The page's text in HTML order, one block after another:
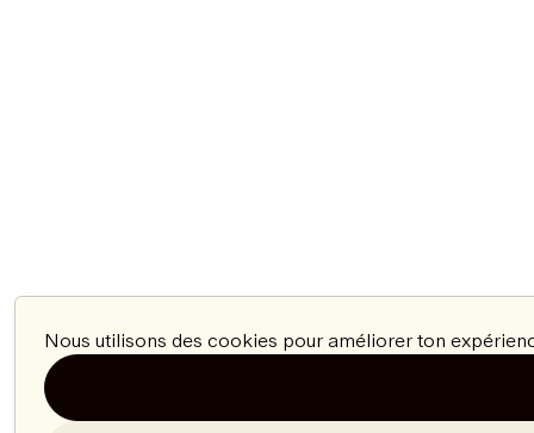
Nous utilisons des cookies pour améliorer ton